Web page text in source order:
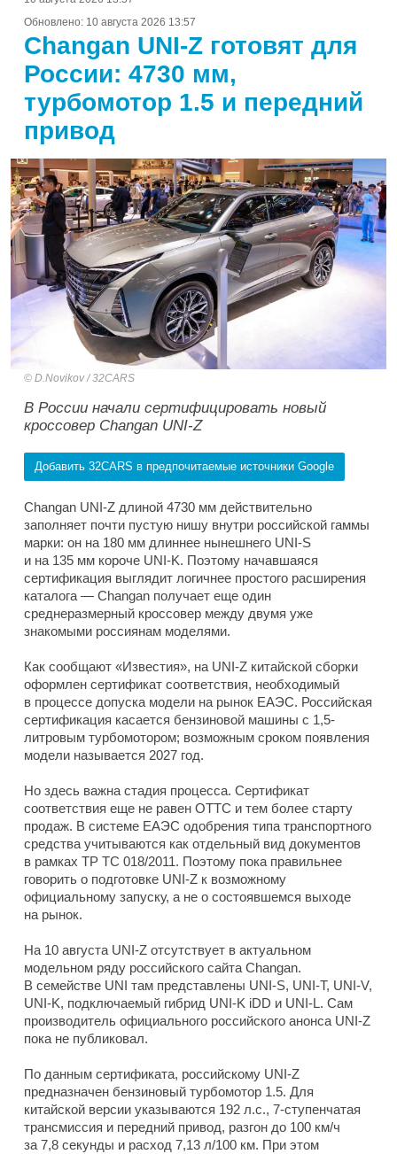
Обновлено: 10 августа 2026 13:57
Changan UNI-Z готовят для
России: 4730 мм,
турбомотор 1.5 и передний
привод
D.Novikov / 32CARS
В России начали сертифицировать новый
кроссовер Changan UNI-Z
Добавить 32CARS в предпочитаемые источники Google
Changan UNI-Z длиной 4730 мм действительно
заполняет почти пустую нишу внутри российской гаммы
марки: он на 180 мм длиннее нынешнего UNI-S
и на 135 мм короче UNI-K. Поэтому начавшаяся
сертификация выглядит логичнее простого расширения
каталога — Changan получает еще один
среднеразмерный кроссовер между двумя уже
знакомыми россиянам моделями.
Как сообщают «Известия», на UNI-Z китайской сборки
оформлен сертификат соответствия, необходимый
в процессе допуска модели на рынок ЕАЭС. Российская
сертификация касается бензиновой машины с 1,5-
литровым турбомотором; возможным сроком появления
модели называется 2027 год.
Но здесь важна стадия процесса. Сертификат
соответствия еще не равен ОТТС и тем более старту
продаж. В системе ЕАЭС одобрения типа транспортного
средства учитываются как отдельный вид документов
в рамках ТР ТС 018/2011. Поэтому пока правильнее
говорить о подготовке UNI-Z к возможному
официальному запуску, а не о состоявшемся выходе
на рынок.
На 10 августа UNI-Z отсутствует в актуальном
модельном ряду российского сайта Changan.
В семействе UNI там представлены UNI-S, UNI-T, UNI-V,
UNI-K, подключаемый гибрид UNI-K iDD и UNI-L. Сам
производитель официального российского анонса UNI-Z
пока не публиковал.
По данным сертификата, российскому UNI-Z
предназначен бензиновый турбомотор 1.5. Для
китайской версии указываются 192 л.с., 7-ступенчатая
трансмиссия и передний привод, разгон до 100 км/ч
за 7,8 секунды и расход 7,13 л/100 км. При этом